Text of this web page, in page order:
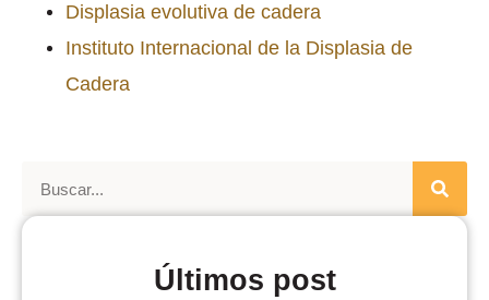
Displasia evolutiva de cadera
Instituto Internacional de la Displasia de
Cadera
Últimos post